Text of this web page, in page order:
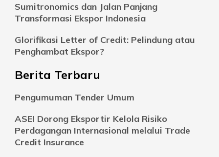
Sumitronomics dan Jalan Panjang
Transformasi Ekspor Indonesia
Glorifikasi Letter of Credit: Pelindung atau
Penghambat Ekspor?
Berita Terbaru
Pengumuman Tender Umum
ASEI Dorong Eksportir Kelola Risiko
Perdagangan Internasional melalui Trade
Credit Insurance